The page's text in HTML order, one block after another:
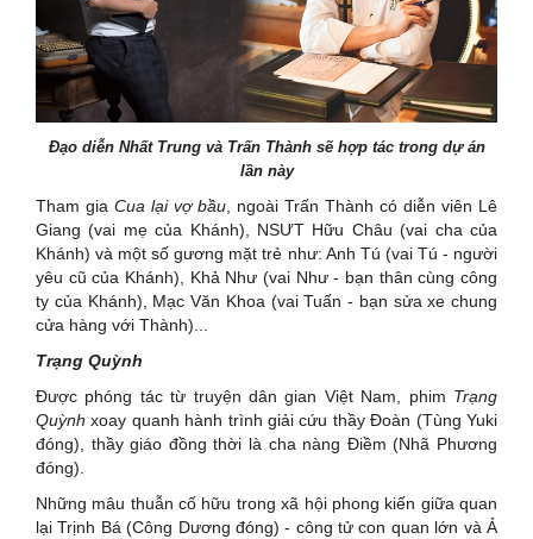
Đạo diễn Nhất Trung và Trấn Thành sẽ hợp tác trong dự án
lần này
Tham gia Cua lại vợ bầu , ngoài Trấn Thành có diễn viên Lê
Giang (vai mẹ của Khánh), NSƯT Hữu Châu (vai cha của
Khánh) và một số gương mặt trẻ như: Anh Tú (vai Tú - người
yêu cũ của Khánh), Khả Như (vai Như - bạn thân cùng công
ty của Khánh), Mạc Văn Khoa (vai Tuấn - bạn sửa xe chung
cửa hàng với Thành)...
Trạng Quỳnh
Được phóng tác từ truyện dân gian Việt Nam, phim Trạng
Quỳnh xoay quanh hành trình giải cứu thầy Đoàn (Tùng Yuki
đóng), thầy giáo đồng thời là cha nàng Điềm (Nhã Phương
đóng).
Những mâu thuẫn cố hữu trong xã hội phong kiến giữa quan
lại Trịnh Bá (Công Dương đóng) - công tử con quan lớn và Ả